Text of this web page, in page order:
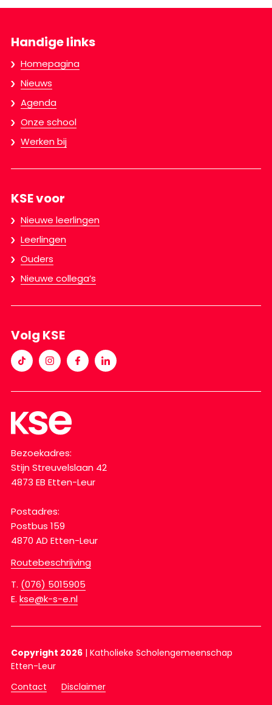
Handige links
Homepagina
Nieuws
Agenda
Onze school
Werken bij
KSE voor
Nieuwe leerlingen
Leerlingen
Ouders
Nieuwe collega’s
Volg KSE
Bezoekadres:
Stijn Streuvelslaan 42
4873 EB Etten-Leur
Postadres:
Postbus 159
4870 AD Etten-Leur
Routebeschrijving
T. (076) 5015905
E. kse@k-s-e.nl
Copyright 2026 | Katholieke Scholengemeenschap
Etten-Leur
Contact
Disclaimer